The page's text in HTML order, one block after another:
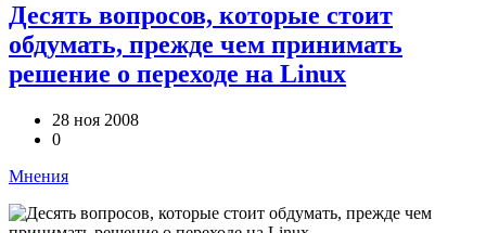
Десять вопросов, которые стоит
обдумать, прежде чем принимать
решение о переходе на Linux
28 ноя 2008
0
Мнения